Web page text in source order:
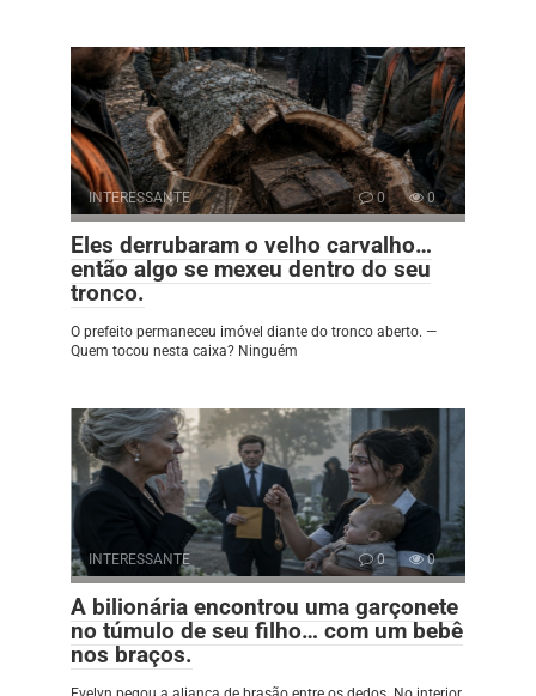
INTERESSANTE 0 0
Eles derrubaram o velho carvalho…
então algo se mexeu dentro do seu
tronco.
O prefeito permaneceu imóvel diante do tronco aberto. —
Quem tocou nesta caixa? Ninguém
INTERESSANTE 0 0
A bilionária encontrou uma garçonete
no túmulo de seu filho… com um bebê
nos braços.